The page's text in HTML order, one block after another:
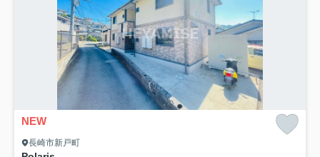
NEW
長崎市新戸町